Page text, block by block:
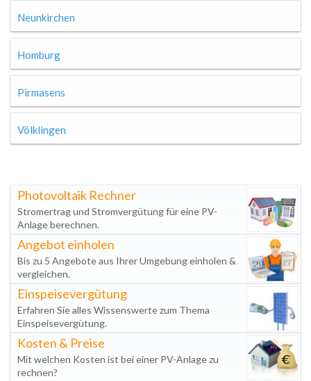
Neunkirchen
Homburg
Pirmasens
Völklingen
Photovoltaik Rechner
Stromertrag und Stromvergütung für eine PV-
Anlage berechnen.
Angebot einholen
Bis zu 5 Angebote aus Ihrer Umgebung einholen &
vergleichen.
Einspeisevergütung
Erfahren Sie alles Wissenswerte zum Thema
Einspeisevergütung.
Kosten & Preise
Mit welchen Kosten ist bei einer PV-Anlage zu
rechnen?